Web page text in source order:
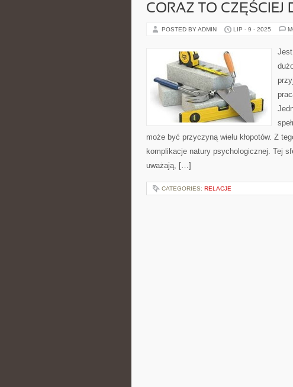
CORAZ TO CZĘŚCIEJ
POSTED BY ADMIN LIP - 9 - 2025
może być przyczyną wielu kłopotów. Z
komplikacje natury psychologicznej. Tej
uważają, […]
CATEGORIES: RELACJE